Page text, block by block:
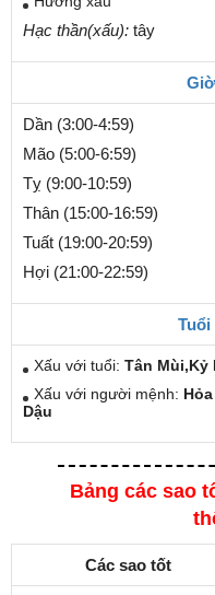
Hạc thần(xấu): tây
Dần (3:00-4:59)
Mão (5:00-6:59)
Tỵ (9:00-10:59)
Thân (15:00-16:59)
Tuất (19:00-20:59)
Hợi (21:00-22:59)
Tuổi
Xấu với tuổi: Tân Mùi,Kỷ
Xấu với người mệnh: Hỏa
Dậu
Bảng các sao
Các sao tốt